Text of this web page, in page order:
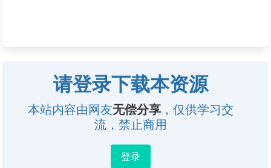
请登录下载本资源
本站内容由网友无偿分享 ，仅供学习交
流，禁止商用
登录